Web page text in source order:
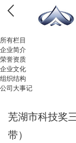
所有栏目
企业简介
荣誉资质
企业文化
组织结构
公司大事记
芜湖市科技奖
带）